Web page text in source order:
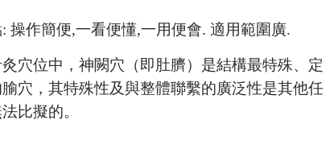
操作簡便,一看便懂,一用便會. 適用範圍廣.
穴位中，神闕穴（即肚臍）是結構最特殊、定
穴，其特殊性及與整體聯繫的廣泛性是其他任
比擬的。